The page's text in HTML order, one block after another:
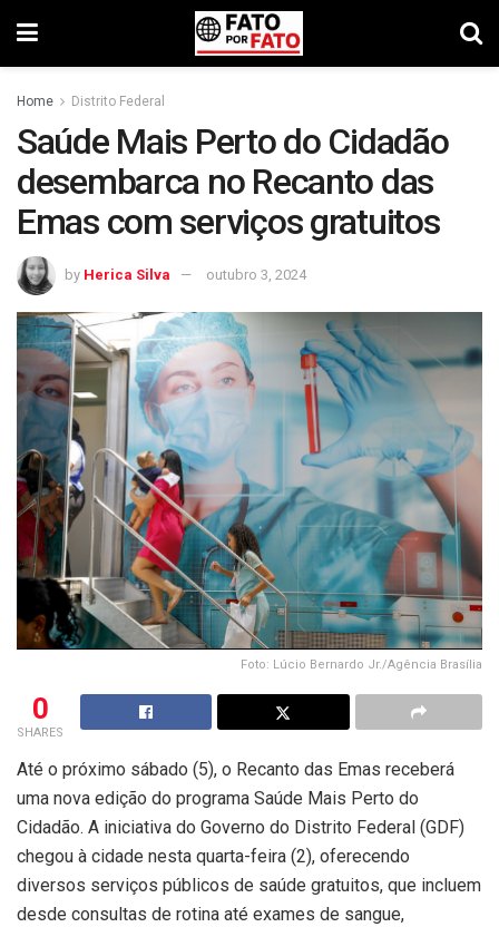
Home Distrito Federal
Saúde Mais Perto do Cidadão
desembarca no Recanto das
Emas com serviços gratuitos
by Herica Silva outubro 3, 2024
Foto: Lúcio Bernardo Jr./Agência Brasília
0
SHARES
Até o próximo sábado (5), o Recanto das Emas receberá
uma nova edição do programa Saúde Mais Perto do
Cidadão. A iniciativa do Governo do Distrito Federal (GDF)
chegou à cidade nesta quarta-feira (2), oferecendo
diversos serviços públicos de saúde gratuitos, que incluem
desde consultas de rotina até exames de sangue,